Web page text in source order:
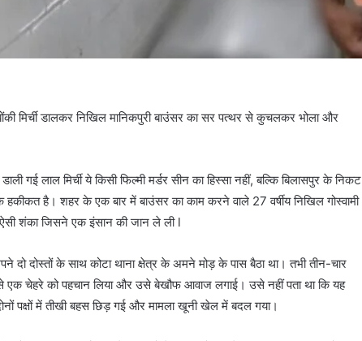
मिर्ची डालकर निखिल मानिकपुरी बाउंसर का सर पत्थर से कुचलकर भोला और
लाल मिर्ची ये किसी फिल्मी मर्डर सीन का हिस्सा नहीं, बल्कि बिलासपुर के निकट
है। शहर के एक बार में बाउंसर का काम करने वाले 27 वर्षीय निखिल गोस्वामी
ऐसी शंका जिसने एक इंसान की जान ले ली l
दो दोस्तों के साथ कोटा थाना क्षेत्र के अमने मोड़ के पास बैठा था। तभी तीन-चार
एक चेहरे को पहचान लिया और उसे बेखौफ आवाज लगाई। उसे नहीं पता था कि यह
पक्षों में तीखी बहस छिड़ गई और मामला खूनी खेल में बदल गया।